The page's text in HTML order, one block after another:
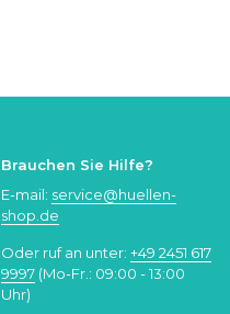
Brauchen Sie Hilfe?
E-mail: service@huellen-
shop.de
Oder ruf an unter: +49 2451 617
9997 (Mo-Fr.: 09:00 - 13:00
Uhr)